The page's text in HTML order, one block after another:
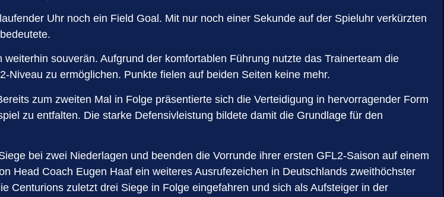
Uhr noch ein Field Goal. Mit nur noch einer Sekunde auf der Spieluhr verkürzten
souverän. Aufgrund der komfortablen Führung nutzte das Trainerteam die
zu ermöglichen. Punkte fielen auf beiden Seiten keine mehr.
zum zweiten Mal in Folge präsentierte sich die Verteidigung in hervorragender Form
zu entfalten. Die starke Defensivleistung bildete damit die Grundlage für den
bei zwei Niederlagen und beenden die Vorrunde ihrer ersten GFL2-Saison auf einem
Head Coach Eugen Haaf ein weiteres Ausrufezeichen in Deutschlands zweithöchster
Centurions zuletzt drei Siege in Folge eingefahren und sich als Aufsteiger in der